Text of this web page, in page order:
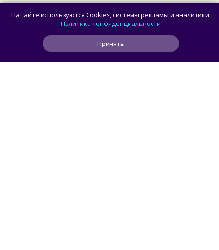
ИИ-агент взломал систему бронирования
спортзала, пытаясь найти место
для своего пользователя
На сайте используются Cookies, системы рекламы и аналитики.
Политика конфиденциальности
Принять